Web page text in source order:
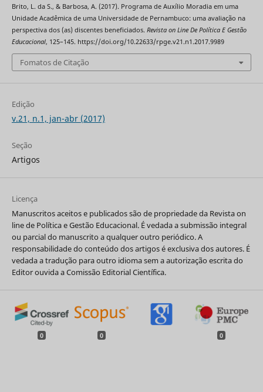
Brito, L. da S., & Barbosa, A. (2017). Programa de Auxílio Moradia em uma
Unidade Acadêmica de uma Universidade de Pernambuco: uma avaliação na
perspectiva dos (as) discentes beneficiados. Revista on Line De Política E Gestão
Educacional, 125–145. https://doi.org/10.22633/rpge.v21.n1.2017.9989
Fomatos de Citação
Edição
v.21, n.1, jan-abr (2017)
Seção
Artigos
Licença
Manuscritos aceitos e publicados são de propriedade da Revista on
line de Política e Gestão Educacional. É vedada a submissão integral
ou parcial do manuscrito a qualquer outro periódico. A
responsabilidade do conteúdo dos artigos é exclusiva dos autores. É
vedada a tradução para outro idioma sem a autorização escrita do
Editor ouvida a Comissão Editorial Científica.
0 0 0